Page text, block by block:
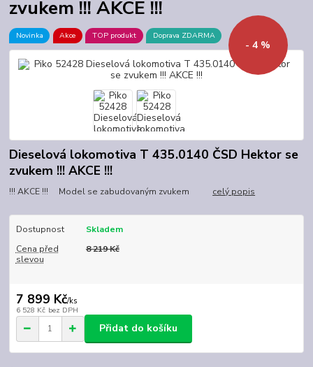
zvukem !!! AKCE !!!
Novinka Akce TOP produkt Doprava ZDARMA
- 4 %
Dieselová lokomotiva T 435.0140 ČSD Hektor se
zvukem !!! AKCE !!!
!!! AKCE !!! Model se zabudovaným zvukem celý popis
Dostupnost
Skladem
Cena před
slevou
8 219 Kč
7 899 Kč/ks
6 528 Kč bez DPH
Přidat do košíku